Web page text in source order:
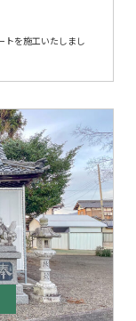
トを施工いたしまし